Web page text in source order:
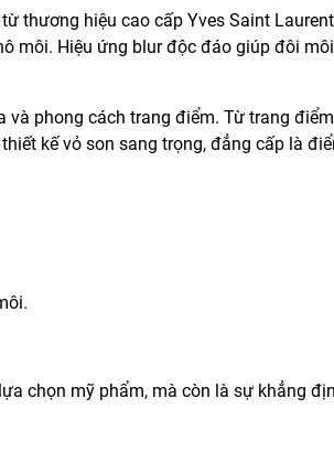
thương hiệu cao cấp Yves Saint
môi. Hiệu ứng blur độc đáo giúp đôi
phong cách trang điểm. Từ trang
kế vỏ son sang trọng, đẳng cấp là
chọn mỹ phẩm, mà còn là sự khẳng